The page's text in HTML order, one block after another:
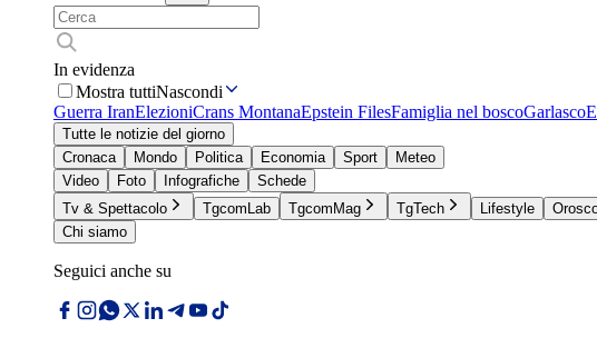
In evidenza
Mostra tuttiNascondi
Guerra IranElezioniCrans MontanaEpstein FilesFamiglia nel boscoGarlasco
Tutte le notizie del giorno
Cronaca
Mondo Politica Economia Sport
Meteo
Video
Foto Infografiche
Schede
Tv & Spettacolo
TgcomLab TgcomMag TgTech Lifestyle
Chi siamo
Seguici anche su